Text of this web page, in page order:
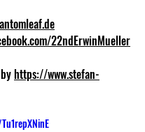
22ndErwinMueller
https://www.stefan-